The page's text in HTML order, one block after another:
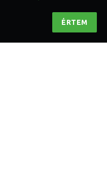
ÉRTEM